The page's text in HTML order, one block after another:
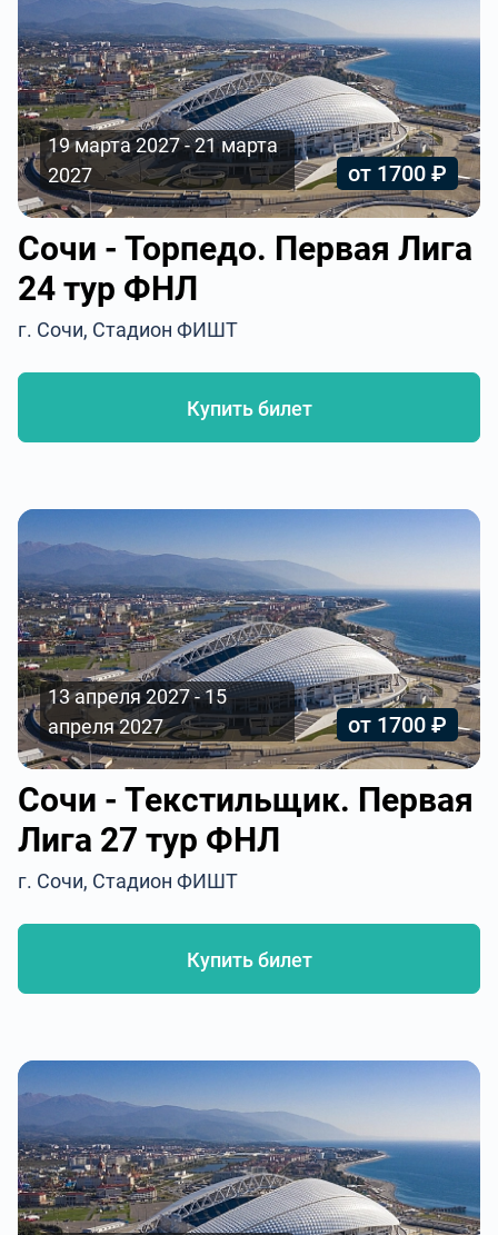
19 марта 2027 - 21 марта
2027
от 1700 ₽
Сочи - Торпедо. Первая Лига
24 тур ФНЛ
г. Сочи, Стадион ФИШТ
Купить билет
13 апреля 2027 - 15
апреля 2027
от 1700 ₽
Сочи - Текстильщик. Первая
Лига 27 тур ФНЛ
г. Сочи, Стадион ФИШТ
Купить билет